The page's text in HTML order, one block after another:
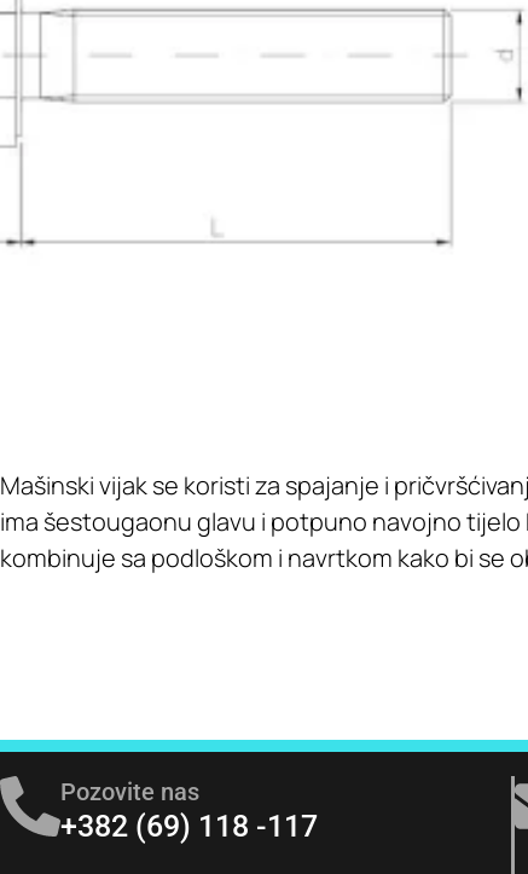
Mašinski vijak se koristi za spajanje i
ima šestougaonu glavu i potpuno navojno
kombinuje sa podloškom i navrtkom kako bi se
Pozovite nas
+382 (69) 118 -117